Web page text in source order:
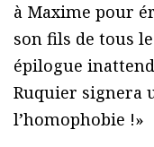
à Maxime pour
son fils de tous
épilogue
Ruquier signera
l’homophobie !»